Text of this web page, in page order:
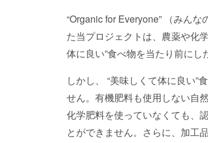
“Organic for Everyone” （みん
た当プロジェクトは、農薬や化
体に良い”食べ物を当たり前にし
しかし、 “美味しくて体に良い”
せん。有機肥料も使用しない自
化学肥料を使っていなくても、
とができません。さらに、加工